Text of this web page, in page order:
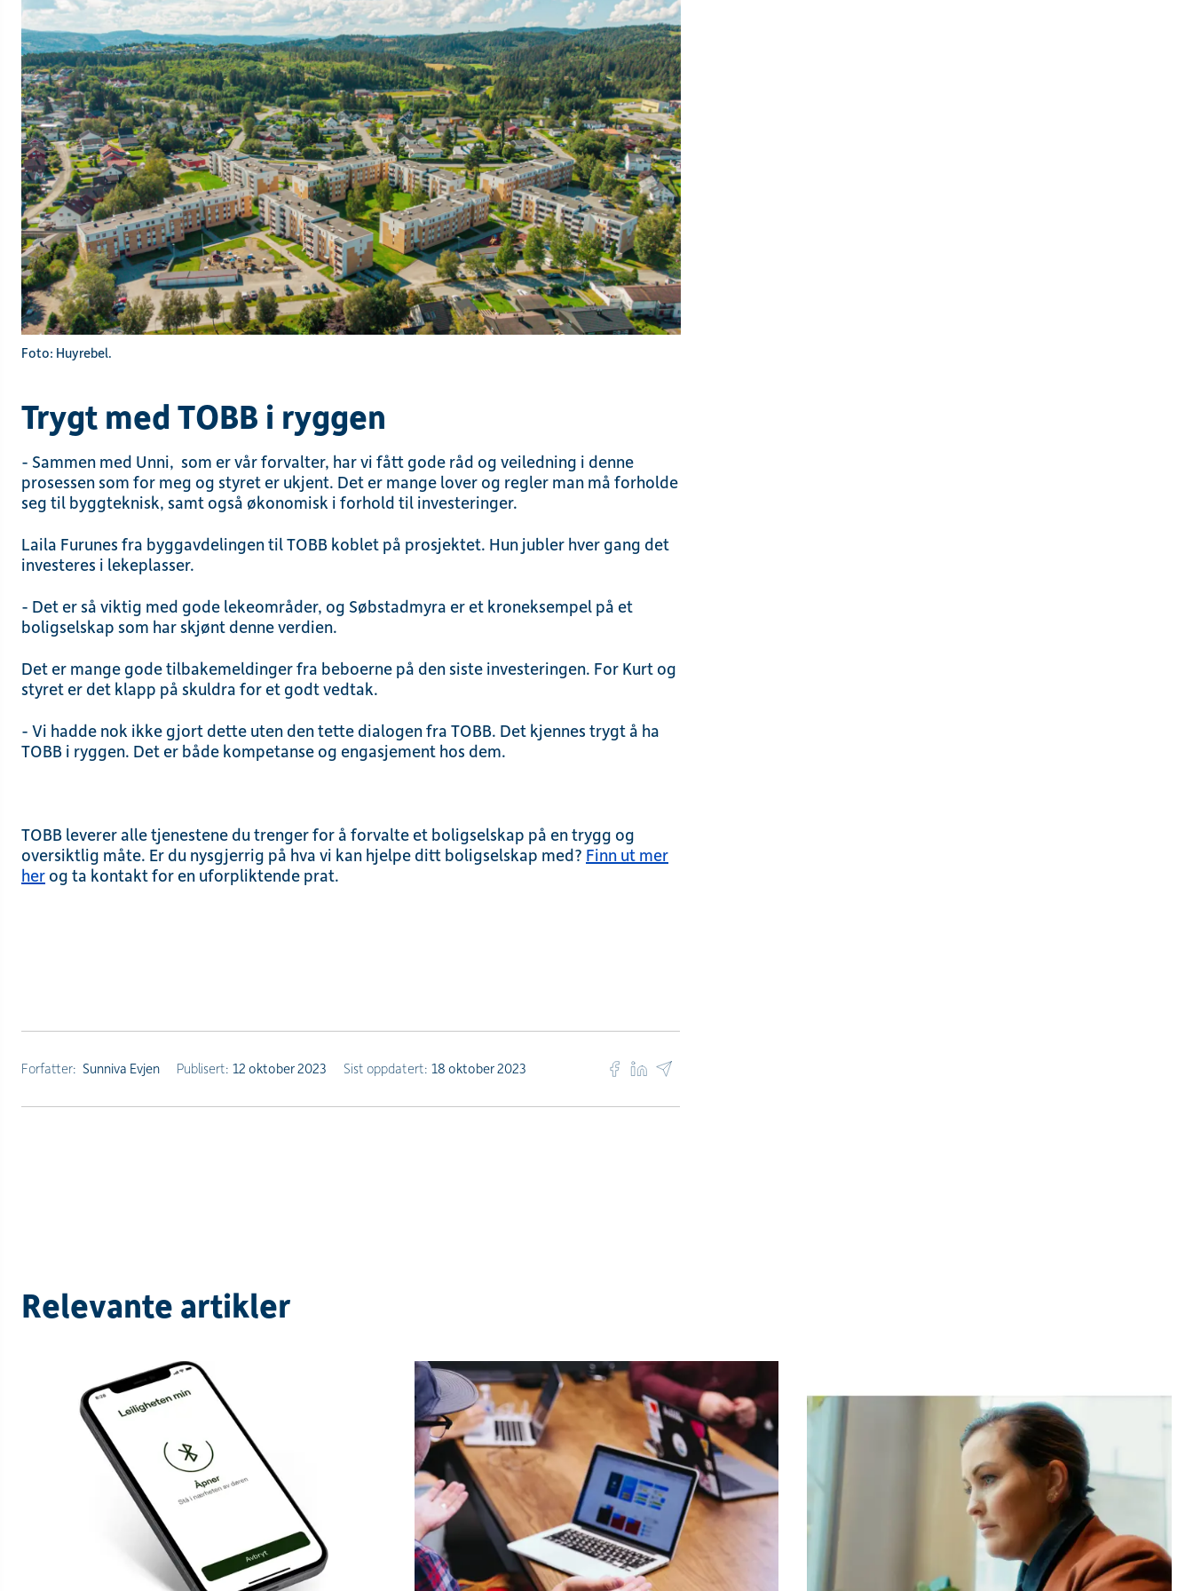
Foto: Huyrebel.
Trygt med TOBB i ryggen
- Sammen med Unni, som er vår forvalter, har vi fått gode råd og veiledning i denne
prosessen som for meg og styret er ukjent. Det er mange lover og regler man må forholde
seg til byggteknisk, samt også økonomisk i forhold til investeringer.
Laila Furunes fra byggavdelingen til TOBB koblet på prosjektet. Hun jubler hver gang det
investeres i lekeplasser.
- Det er så viktig med gode lekeområder, og Søbstadmyra er et kroneksempel på et
boligselskap som har skjønt denne verdien.
Det er mange gode tilbakemeldinger fra beboerne på den siste investeringen. For Kurt og
styret er det klapp på skuldra for et godt vedtak.
- Vi hadde nok ikke gjort dette uten den tette dialogen fra TOBB. Det kjennes trygt å ha
TOBB i ryggen. Det er både kompetanse og engasjement hos dem.
TOBB leverer alle tjenestene du trenger for å forvalte et boligselskap på en trygg og
oversiktlig måte. Er du nysgjerrig på hva vi kan hjelpe ditt boligselskap med? Finn ut mer
her og ta kontakt for en uforpliktende prat.
Forfatter: Sunniva Evjen Publisert: 12 oktober 2023 Sist oppdatert: 18 oktober 2023
Relevante artikler